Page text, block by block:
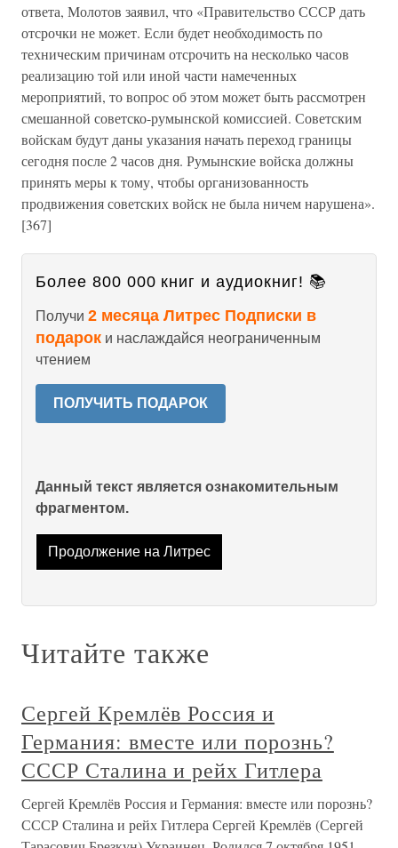
ответа, Молотов заявил, что «Правительство СССР дать
отсрочки не может. Если будет необходимость по
техническим причинам отсрочить на несколько часов
реализацию той или иной части намеченных
мероприятий, то вопрос об этом может быть рассмотрен
смешанной советско-румынской комиссией. Советским
войскам будут даны указания начать переход границы
сегодня после 2 часов дня. Румынские войска должны
принять меры к тому, чтобы организованность
продвижения советских войск не была ничем нарушена».
[367]
Более 800 000 книг и аудиокниг! 📚
Получи 2 месяца Литрес Подписки в
подарок и наслаждайся неограниченным
чтением
ПОЛУЧИТЬ ПОДАРОК
Данный текст является ознакомительным
фрагментом.
Продолжение на Литрес
Читайте также
Сергей Кремлёв Россия и
Германия: вместе или порознь?
СССР Сталина и рейх Гитлера
Сергей Кремлёв Россия и Германия: вместе или порознь?
СССР Сталина и рейх Гитлера Сергей Кремлёв (Сергей